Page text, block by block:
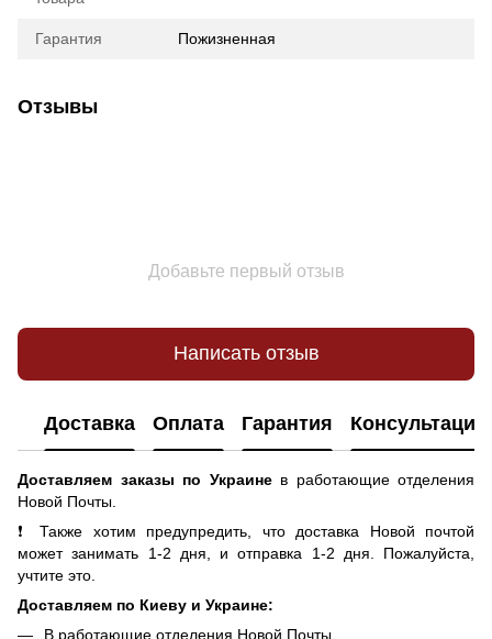
Гарантия Пожизненная
Отзывы
Добавьте первый отзыв
Написать отзыв
Доставка Оплата Гарантия Консультация
Доставляем заказы по Украине в работающие отделения
Новой Почты.
❗ Также хотим предупредить, что доставка Новой почтой
может занимать 1-2 дня, и отправка 1-2 дня. Пожалуйста,
учтите это.
Доставляем по Киеву и Украине:
В работающие отделения Новой Почты.